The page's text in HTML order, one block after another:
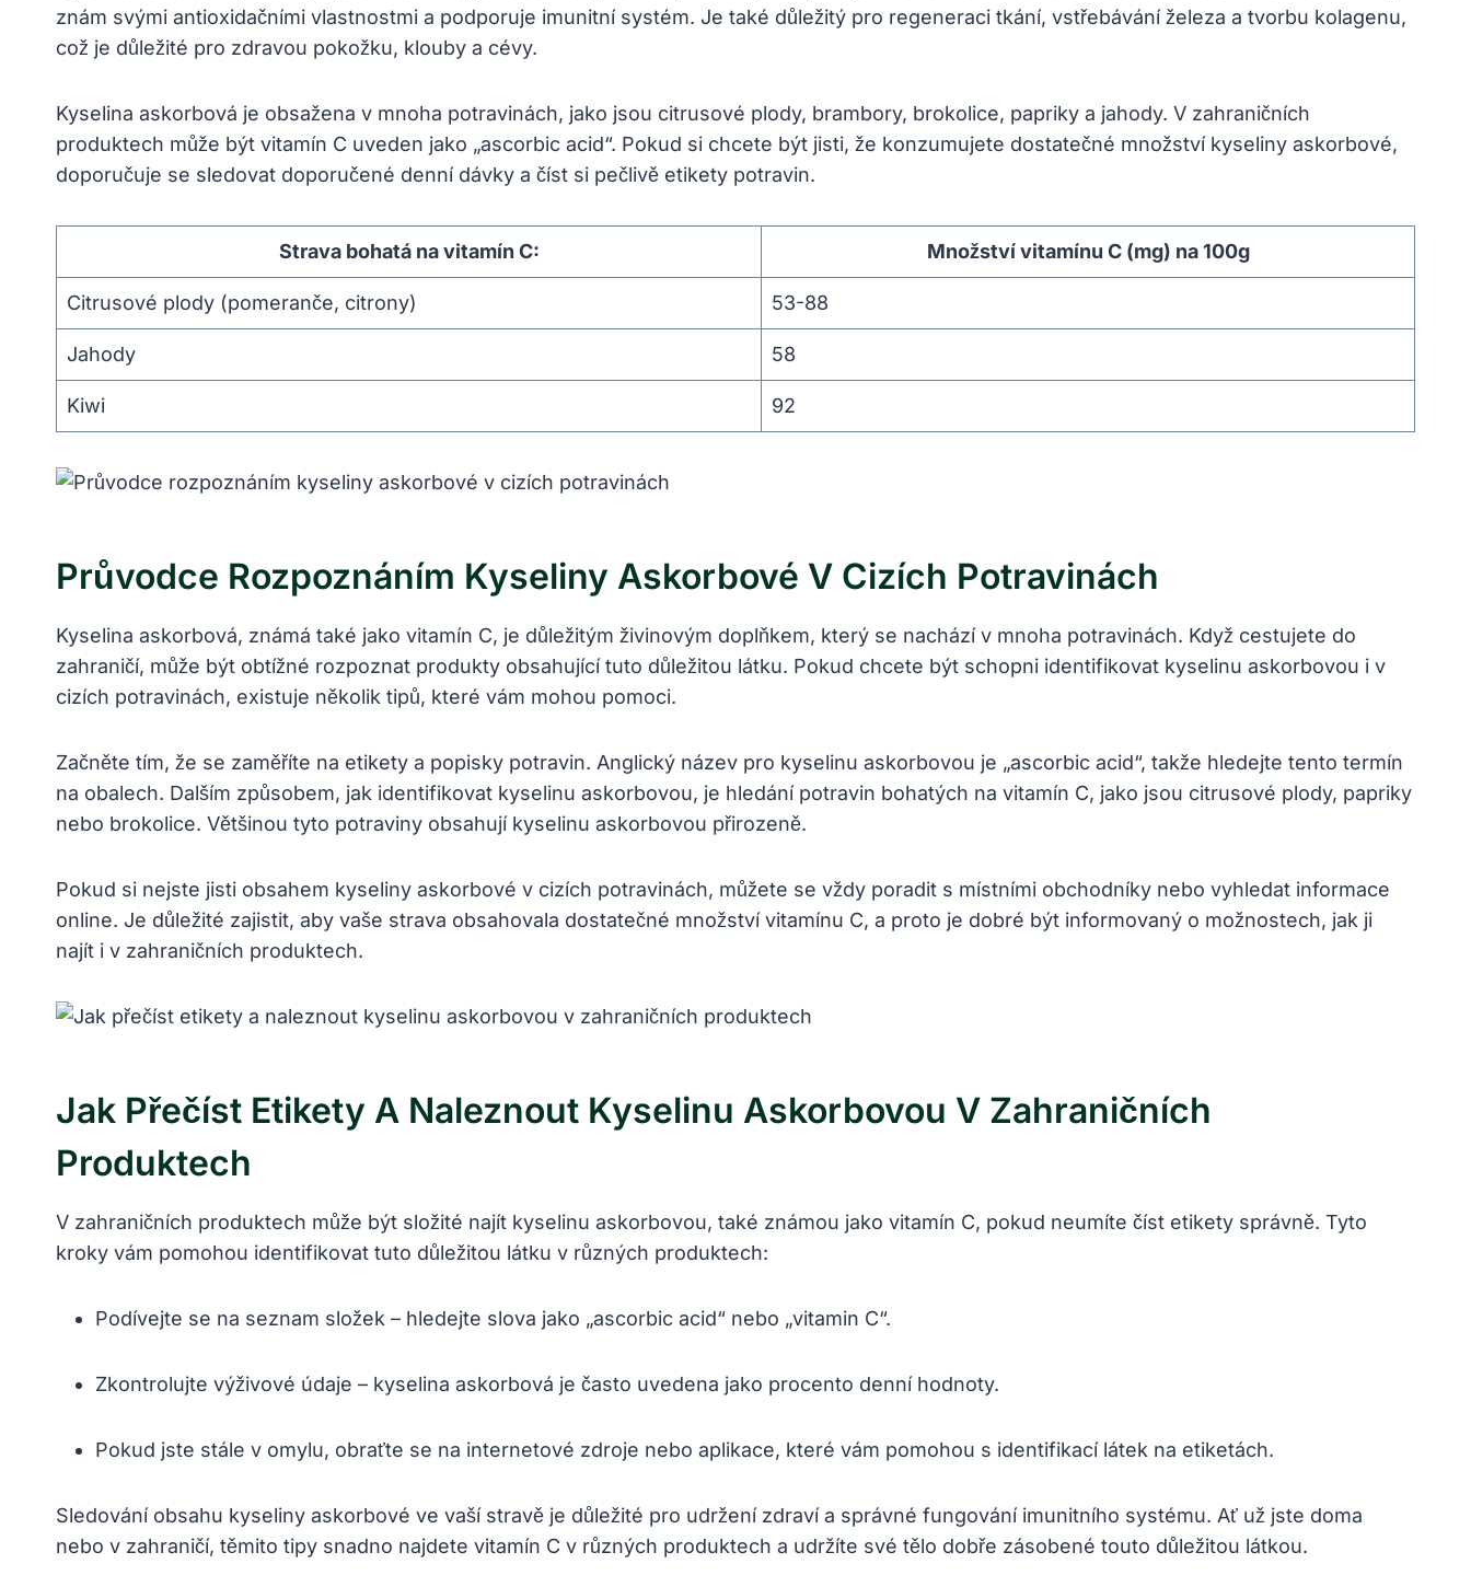
znám svými antioxidačními vlastnostmi a podporuje imunitní systém. Je také důležitý pro regeneraci tkání, vstřebávání železa a tvorbu kolagenu,
což je důležité pro zdravou pokožku, klouby a cévy.
Kyselina askorbová je obsažena v mnoha potravinách, jako jsou citrusové plody, brambory, brokolice, papriky a jahody. V zahraničních
produktech může být vitamín C uveden jako „ascorbic acid“. Pokud si chcete být jisti, že konzumujete dostatečné množství kyseliny askorbové,
doporučuje se sledovat doporučené denní dávky a číst si pečlivě etikety potravin.
Strava bohatá na vitamín C: Množství vitamínu C (mg) na 100g
Citrusové plody (pomeranče, citrony) 53-88
Jahody 58
Kiwi 92
Průvodce Rozpoznáním Kyseliny Askorbové V Cizích Potravinách
Kyselina askorbová, známá také jako vitamín C, je důležitým živinovým doplňkem, který se nachází v mnoha potravinách. Když cestujete do
zahraničí, může být obtížné rozpoznat produkty obsahující tuto důležitou látku. Pokud chcete být schopni identifikovat kyselinu askorbovou i v
cizích potravinách, existuje několik tipů, které vám mohou pomoci.
Začněte tím, že se zaměříte na etikety a popisky potravin. Anglický název pro kyselinu askorbovou je „ascorbic acid“, takže hledejte tento termín
na obalech. Dalším způsobem, jak identifikovat kyselinu askorbovou, je hledání potravin bohatých na vitamín C, jako jsou citrusové plody, papriky
nebo brokolice. Většinou tyto potraviny obsahují kyselinu askorbovou přirozeně.
Pokud si nejste jisti obsahem kyseliny askorbové v cizích potravinách, můžete se vždy poradit s místními obchodníky nebo vyhledat informace
online. Je důležité zajistit, aby vaše strava obsahovala dostatečné množství vitamínu C, a proto je dobré být informovaný o možnostech, jak ji
najít i v zahraničních produktech.
Jak Přečíst Etikety A Naleznout Kyselinu Askorbovou V Zahraničních
Produktech
V zahraničních produktech může být složité najít kyselinu askorbovou, také známou jako vitamín C, pokud neumíte číst etikety správně. Tyto
kroky vám pomohou identifikovat tuto důležitou látku v různých produktech:
Podívejte se na seznam složek – hledejte slova jako „ascorbic acid“ nebo „vitamin C“.
Zkontrolujte výživové údaje – kyselina askorbová je často uvedena jako procento denní hodnoty.
Pokud jste stále v omylu, obraťte se na internetové zdroje nebo aplikace, které vám pomohou s identifikací látek na etiketách.
Sledování obsahu kyseliny askorbové ve vaší stravě je důležité pro udržení zdraví a správné fungování imunitního systému. Ať už jste doma
nebo v zahraničí, těmito tipy snadno najdete vitamín C v různých produktech a udržíte své tělo dobře zásobené touto důležitou látkou.